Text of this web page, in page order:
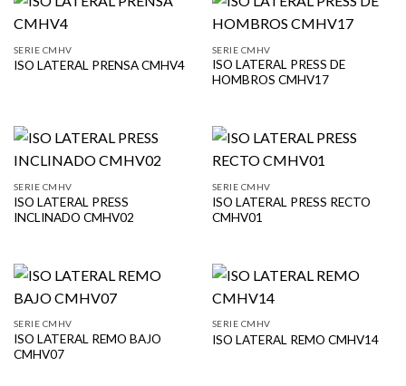
SERIE CMHV
ISO LATERAL PRENSA CMHV4
SERIE CMHV
ISO LATERAL PRESS DE
HOMBROS CMHV17
SERIE CMHV
ISO LATERAL PRESS
INCLINADO CMHV02
SERIE CMHV
ISO LATERAL PRESS RECTO
CMHV01
SERIE CMHV
ISO LATERAL REMO BAJO
CMHV07
SERIE CMHV
ISO LATERAL REMO CMHV14